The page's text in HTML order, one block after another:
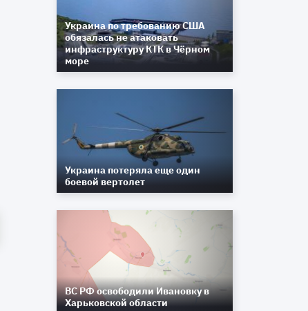
Украина по требованию США
обязалась не атаковать
инфраструктуру КТК в Чёрном
море
Украина потеряла еще один
боевой вертолет
ВС РФ освободили Ивановку в
Харьковской области